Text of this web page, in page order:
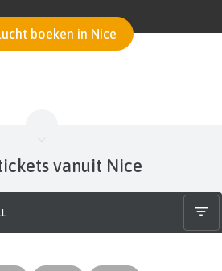
boeken in Nice
vanuit Nice